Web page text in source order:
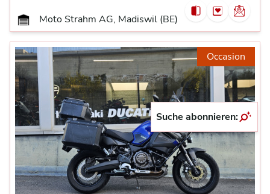
Moto Strahm AG, Madiswil (BE)
Occasion
Suche abonnieren: